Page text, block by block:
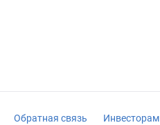
Обратная связь Инвесторам